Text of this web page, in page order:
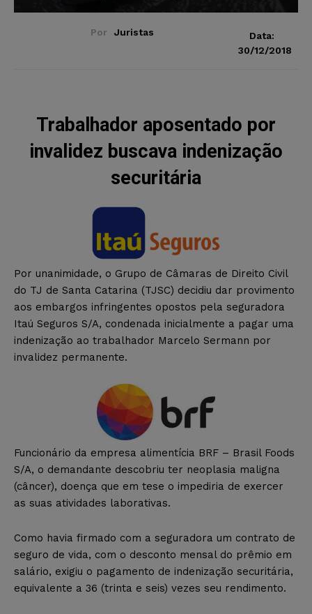
Por Juristas
Data:
30/12/2018
Trabalhador aposentado por
invalidez buscava indenização
securitária
Por unanimidade, o Grupo de Câmaras de Direito Civil
do TJ de Santa Catarina (TJSC) decidiu dar provimento
aos embargos infringentes opostos pela seguradora
Itaú Seguros S/A, condenada inicialmente a pagar uma
indenização ao trabalhador Marcelo Sermann por
invalidez permanente.
Funcionário da empresa alimentícia BRF – Brasil Foods
S/A, o demandante descobriu ter neoplasia maligna
(câncer), doença que em tese o impediria de exercer
as suas atividades laborativas.
Como havia firmado com a seguradora um contrato de
seguro de vida, com o desconto mensal do prêmio em
salário, exigiu o pagamento de indenização securitária,
equivalente a 36 (trinta e seis) vezes seu rendimento.